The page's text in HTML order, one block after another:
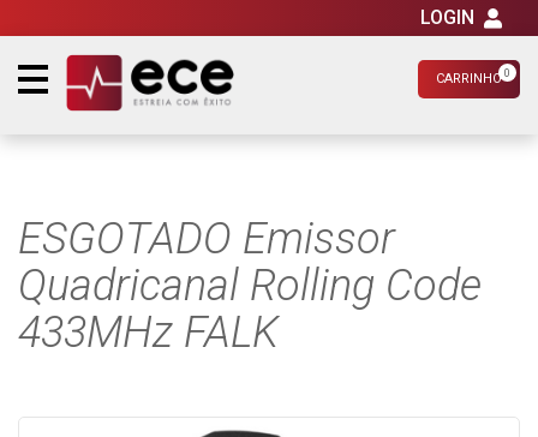
CARRINHO 0
LOGIN
ESGOTADO Emissor
Quadricanal Rolling Code
433MHz FALK